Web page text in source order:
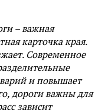
– важная
карточка края.
Современное
и повышает
дороги важны для
зависит